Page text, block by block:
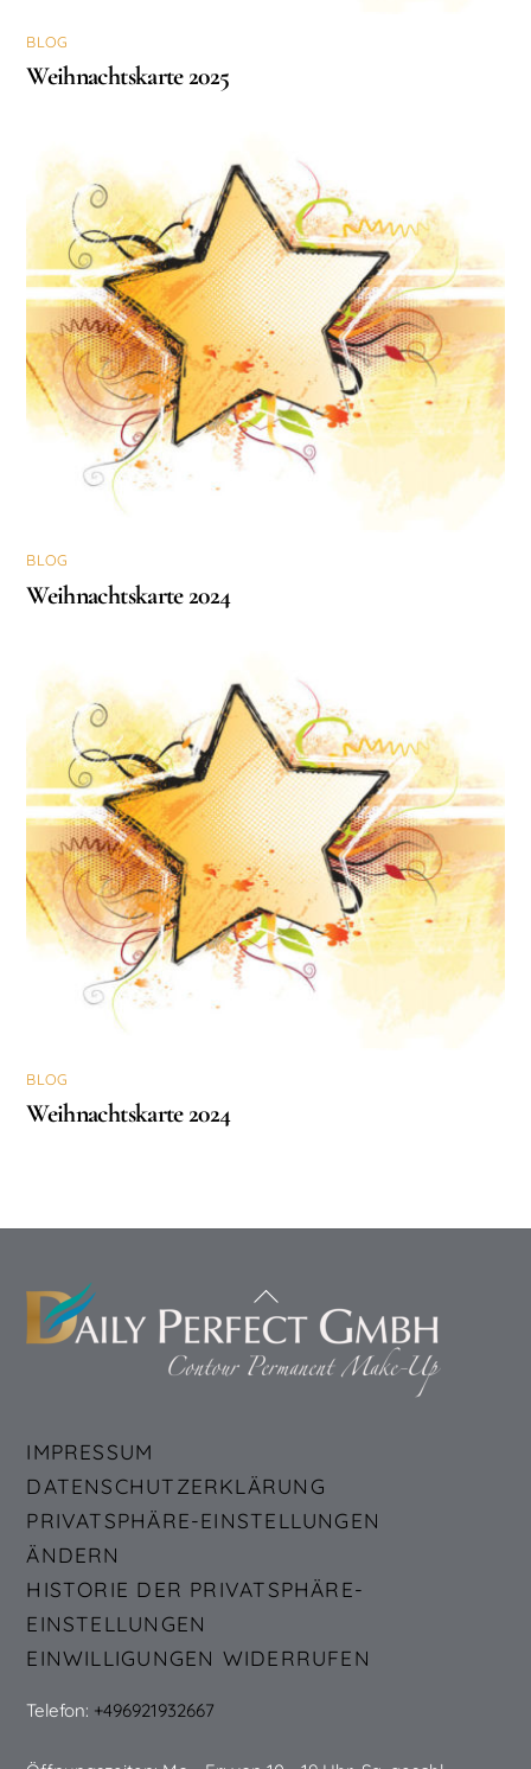
BLOG
Weihnachtskarte 2025
BLOG
Weihnachtskarte 2024
BLOG
Weihnachtskarte 2024
Back
To
Top
IMPRESSUM
DATENSCHUTZERKLÄRUNG
PRIVATSPHÄRE-EINSTELLUNGEN
ÄNDERN
HISTORIE DER PRIVATSPHÄRE-
EINSTELLUNGEN
EINWILLIGUNGEN WIDERRUFEN
Telefon: +496921932667